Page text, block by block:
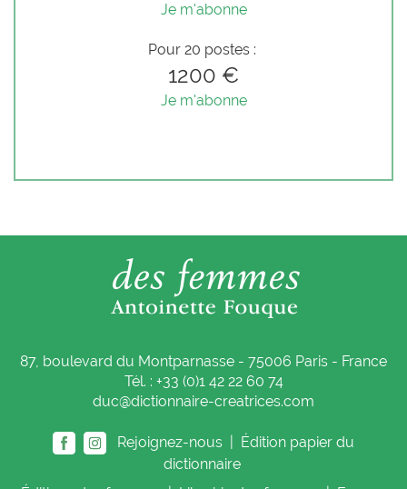
Je m'abonne
Pour 20 postes :
1200 €
Je m'abonne
87, boulevard du Montparnasse - 75006 Paris - France
Tél. : +33 (0)1 42 22 60 74
duc@dictionnaire-creatrices.com
Rejoignez-nous |
Édition papier du
dictionnaire